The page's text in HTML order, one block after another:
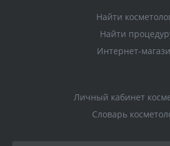
Найти
Найти
Интернет-
Личный кабинет
Словарь